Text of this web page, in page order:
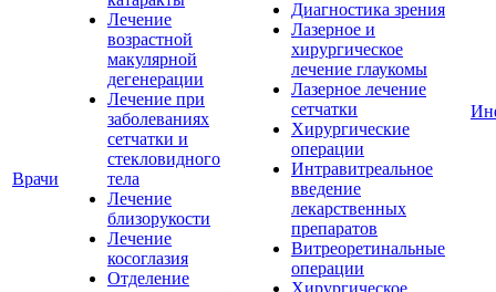
Врачи
Лечение
возрастной
макулярной
дегенерации
Лечение при
заболеваниях
сетчатки и
стекловидного
тела
Лечение
близорукости
Лечение
косоглазия
Отделение
Диагностика зрения
Лазерное и
хирургическое
лечение глаукомы
Лазерное лечение
сетчатки
Хирургические
операции
Интравитреальное
введение
лекарственных
препаратов
Витреоретинальные
операции
Хирургическое